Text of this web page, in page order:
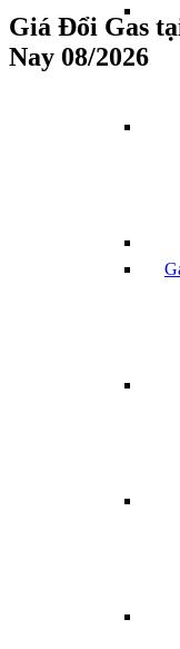
Giá Đổi Gas
Nay 08/2026